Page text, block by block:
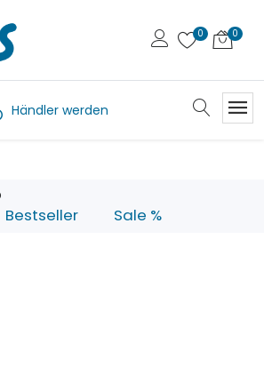
Händler werden
Bestseller Sale %